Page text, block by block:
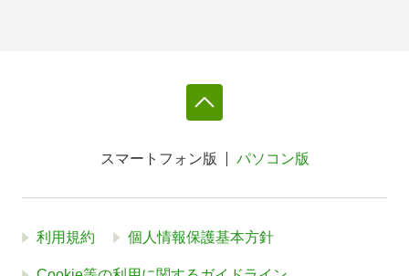
スマートフォン版 パソコン版
利用規約 個人情報保護基本方針